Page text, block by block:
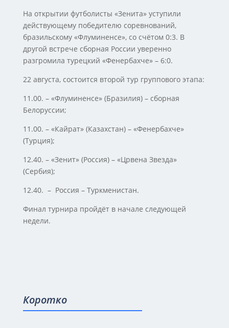
На открытии футболисты «Зенита» уступили
действующему победителю соревнований,
бразильскому «Флуминенсе», со счётом 0:3. В
другой встрече сборная России уверенно
разгромила турецкий «Фенербахче» – 6:0.
22 августа, состоится второй тур группового этапа:
11.00. – «Флуминенсе» (Бразилия) – сборная
Белоруссии;
11.00. – «Кайрат» (Казахстан) – «Фенербахче»
(Турция);
12.40. – «Зенит» (Россия) – «Црвена Звезда»
(Сербия);
12.40. – Россия – Туркменистан.
Финал турнира пройдёт в начале следующей
недели.
Коротко